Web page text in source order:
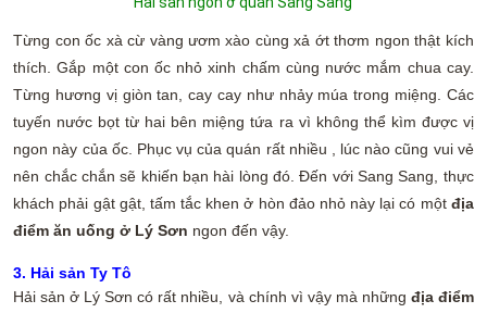
Từng con ốc xà cừ vàng ươm xào cùng xả ớt thơm ngon thật kích
thích. Gắp một con ốc nhỏ xinh chấm cùng nước mắm chua cay.
Từng hương vị giòn tan, cay cay như nhảy múa trong miệng. Các
tuyến nước bọt từ hai bên miệng tứa ra vì không thể kìm được vị
ngon này của ốc. Phục vụ của quán rất nhiều , lúc nào cũng vui vẻ
nên chắc chắn sẽ khiến bạn hài lòng đó. Đến với Sang Sang, thực
khách phải gật gật, tấm tắc khen ở hòn đảo nhỏ này lại có một địa
điểm ăn uống ở Lý Sơn ngon đến vậy.
3. Hải sản Ty Tô
Hải sản ở Lý Sơn có rất nhiều, và chính vì vậy mà những địa điểm